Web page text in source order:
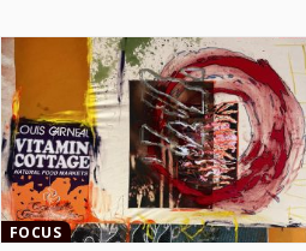
FOCUS